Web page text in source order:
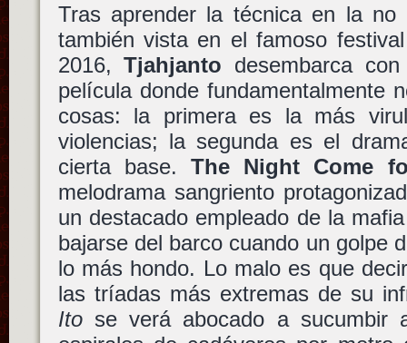
Tras aprender la técnica en la
también vista en el famoso
2016,Tjahjanto desembarca
película donde fundamentalmente
cosas: la primera es la más
violencias; la segunda es el
cierta base. The Night Come
melodrama sangriento
un destacado empleado de la
bajarse del barco cuando un golpe
lo más hondo. Lo malo es que
las tríadas más extremas de su
Itose verá abocado a sucumbir